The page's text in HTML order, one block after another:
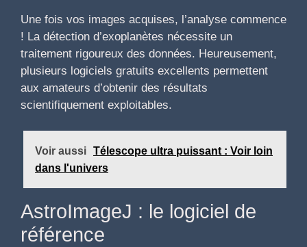
Une fois vos images acquises, l’analyse commence
! La détection d’exoplanètes nécessite un
traitement rigoureux des données. Heureusement,
plusieurs logiciels gratuits excellents permettent
aux amateurs d’obtenir des résultats
scientifiquement exploitables.
Voir aussi Télescope ultra puissant : Voir loin
dans l'univers
AstroImageJ : le logiciel de
référence